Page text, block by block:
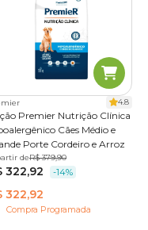
4.8
Premier Nutrição Clínica
Cães Médio e
Porte Cordeiro e Arroz
kgdeR$ 379,90
322,92 -14%
322,92
Compra Programada